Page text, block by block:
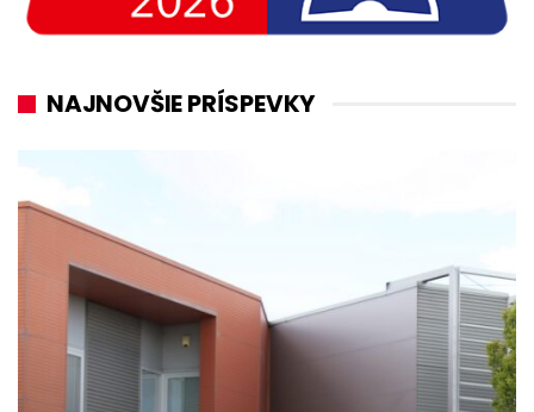
NAJNOVŠIE PRÍSPEVKY